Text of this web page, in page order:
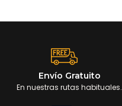
Envío Gratuito
En nuestras rutas habituales.